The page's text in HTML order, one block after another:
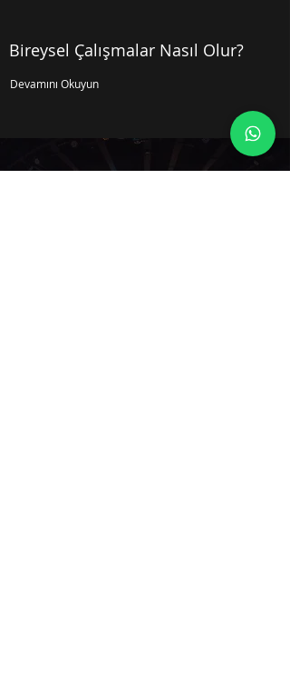
Bireysel Çalışmalar Nasıl Olur?
Devamını Okuyun